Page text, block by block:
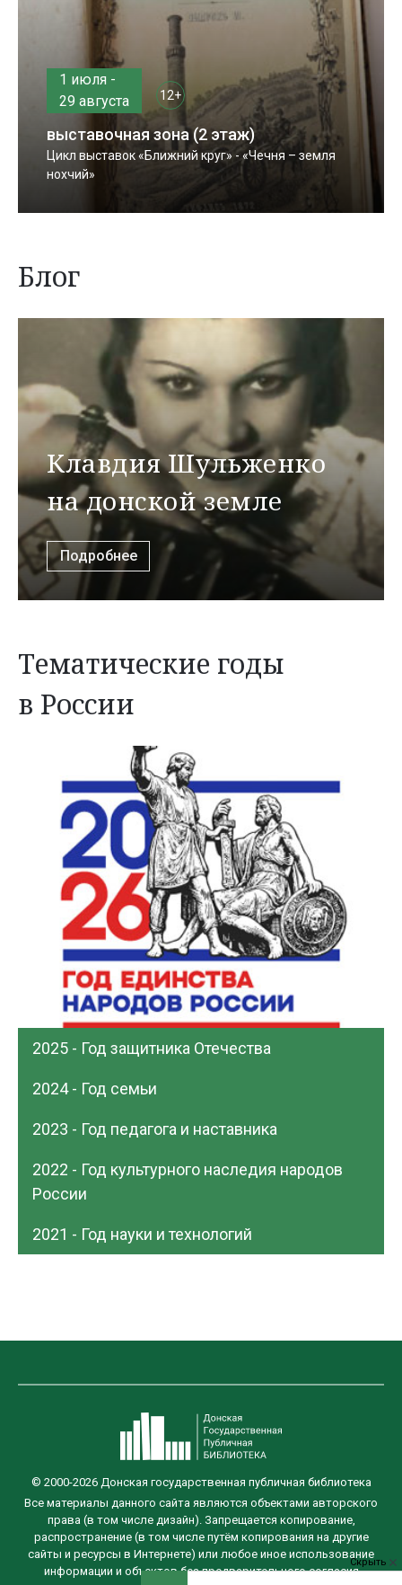
1 июля -
29 августа
12+
выставочная зона (2 этаж)
Цикл выставок «Ближний круг» - «Чечня – земля
нохчий»
Блог
Клавдия Шульженко
на донской земле
Подробнее
Тематические годы
в России
2025 - Год защитника Отечества
2024 - Год семьи
2023 - Год педагога и наставника
2022 - Год культурного наследия народов
России
2021 - Год науки и технологий
Скрыть
© 2000-2026 Донская государственная публичная библиотека
Все материалы данного сайта являются объектами авторского
права (в том числе дизайн). Запрещается копирование,
распространение (в том числе путём копирования на другие
сайты и ресурсы в Интернете) или любое иное использование
информации и объектов без предварительного согласия